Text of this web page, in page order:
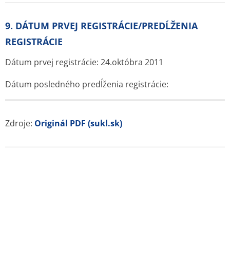
9. DÁTUM PRVEJ REGISTRÁCIE/PREDĹŽENIA
REGISTRÁCIE
Dátum prvej registrácie: 24.októbra 2011
Dátum posledného predĺženia registrácie:
Zdroje: Originál PDF (sukl.sk)